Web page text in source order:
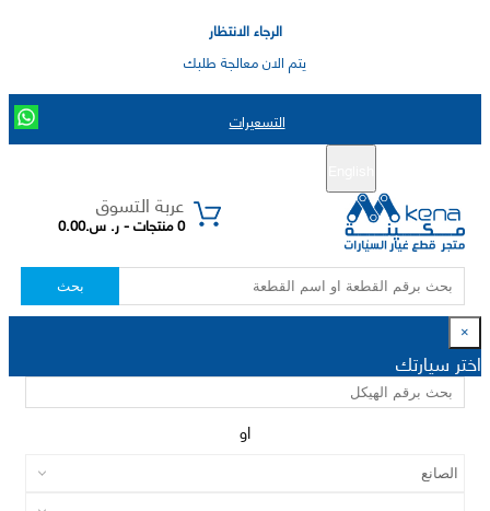
الرجاء الانتظار
يتم الان معالجة طلبك
التسعيرات
عربة التسوق
0 منتجات - ر. س.0.00
بحث
×
اختر سيارتك
او